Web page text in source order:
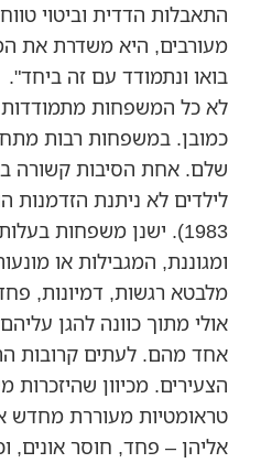
התאבלות הדדית וביטוי
מעורבים, היא משדרת את
בואו ונתמודד עם זה ביחד".
לא כל המשפחות
כמובן. במשפחות רבות
שלם. אחת הסיבות קשורה
לילדים לא ניתנת הזדמנות
1983). ישנן משפחות
ומגוננת, המגבילות או
מלבטא רגשות, דמיונות,
אולי מתוך כוונה להגן
אחד מהם. לעתים קרובות
הצעירים. מכיוון שהיזכרות
טראומטיות מעוררת מחדש
אליהן – פחד, חוסר אונים,